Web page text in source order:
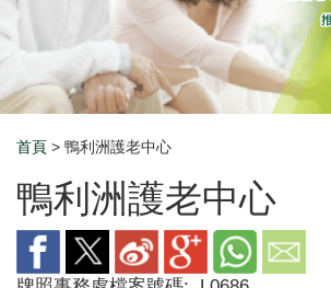
Breadcrumb
首頁 > 鴨利洲護老中心
鴨利洲護老中心